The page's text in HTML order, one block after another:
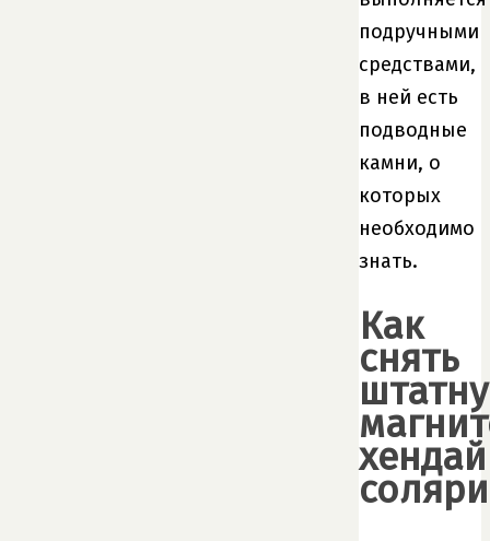
подручными
средствами,
в ней есть
подводные
камни, о
которых
необходимо
знать.
Как
снять
хендай